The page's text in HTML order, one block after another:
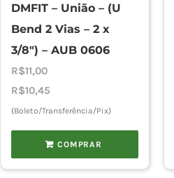
DMFIT – União – (U
Bend 2 Vias – 2 x
3/8″) – AUB 0606
R$11,00
R$10,45
(Boleto/Transferência/Pix)
COMPRAR